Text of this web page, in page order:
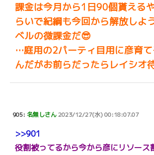
課金は今月から1日90個貰える
らいで紀綱も今回から解放しよ
ベルの微課金だ😎
…庭用の2パーティ目用に彦育
んだがお前らだったらレイシオ
905: 名無しさん2023/12/27(水) 00:18:07.07
>>901
役割被ってるから今から彦にリソース